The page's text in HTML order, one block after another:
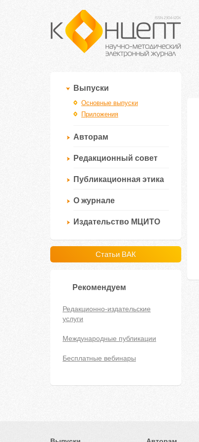
Выпуски
Основные выпуски
Приложения
Авторам
Редакционный совет
Публикационная этика
О журнале
Издательство МЦИТО
Статьи ВАК
Рекомендуем
Редакционно-издательские
услуги
Международные публикации
Бесплатные вебинары